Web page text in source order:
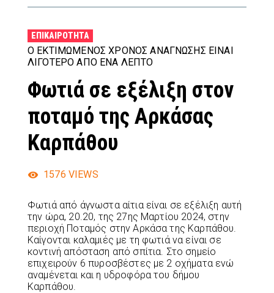
ΕΠΙΚΑΙΡΌΤΗΤΑ
Ο ΕΚΤΙΜΏΜΕΝΟΣ ΧΡΌΝΟΣ ΑΝΆΓΝΩΣΗΣ ΕΊΝΑΙ
ΛΙΓΌΤΕΡΟ ΑΠΌ ΈΝΑ ΛΕΠΤΌ
Φωτιά σε εξέλιξη στον
ποταμό της Αρκάσας
Καρπάθου
1576 VIEWS
Φωτιά από άγνωστα αίτια είναι σε εξέλιξη αυτή
την ώρα, 20.20, της 27ης Μαρτίου 2024, στην
περιοχή Ποταμός στην Αρκάσα της Καρπάθου.
Καίγονται καλαμιές με τη φωτιά να είναι σε
κοντινή απόσταση από σπίτια. Στο σημείο
επιχειρούν 6 πυροσβέστες με 2 οχήματα ενώ
αναμένεται και η υδροφόρα του δήμου
Καρπάθου.